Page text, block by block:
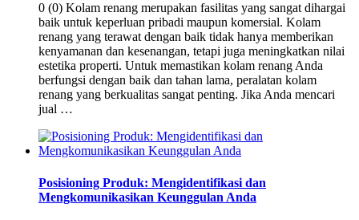
0 (0) Kolam renang merupakan fasilitas yang sangat dihargai
baik untuk keperluan pribadi maupun komersial. Kolam
renang yang terawat dengan baik tidak hanya memberikan
kenyamanan dan kesenangan, tetapi juga meningkatkan nilai
estetika properti. Untuk memastikan kolam renang Anda
berfungsi dengan baik dan tahan lama, peralatan kolam
renang yang berkualitas sangat penting. Jika Anda mencari
jual …
Posisioning Produk: Mengidentifikasi dan
Mengkomunikasikan Keunggulan Anda